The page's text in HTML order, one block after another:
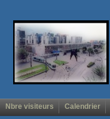
Nbre visiteurs Calendrier